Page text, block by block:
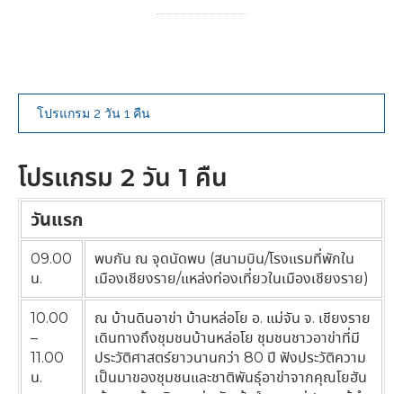
โปรแกรม 2 วัน 1 คืน
โปรแกรม 2 วัน 1 คืน
วันแรก
09.00
น.
พบกัน ณ จุดนัดพบ (สนามบิน/โรงแรมที่พักใน
เมืองเชียงราย/แหล่งท่องเที่ยวในเมืองเชียงราย)
10.00
–
11.00
น.
ณ บ้านดินอาข่า บ้านหล่อโย อ. แม่จัน จ. เชียงราย
เดินทางถึงชุมชนบ้านหล่อโย ชุมชนชาวอาข่าที่มี
ประวัติศาสตร์ยาวนานกว่า 80 ปี ฟังประวัติความ
เป็นมาของชุมชนและชาติพันธุ์อาข่าจากคุณโยฮัน